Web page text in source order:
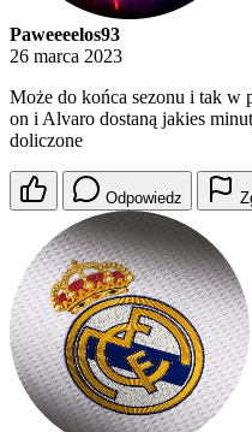
Paweeeelos93
26 marca 2023
Może do końca sezonu i tak w
on i Alvaro dostaną jakies
doliczone
Odpowiedz